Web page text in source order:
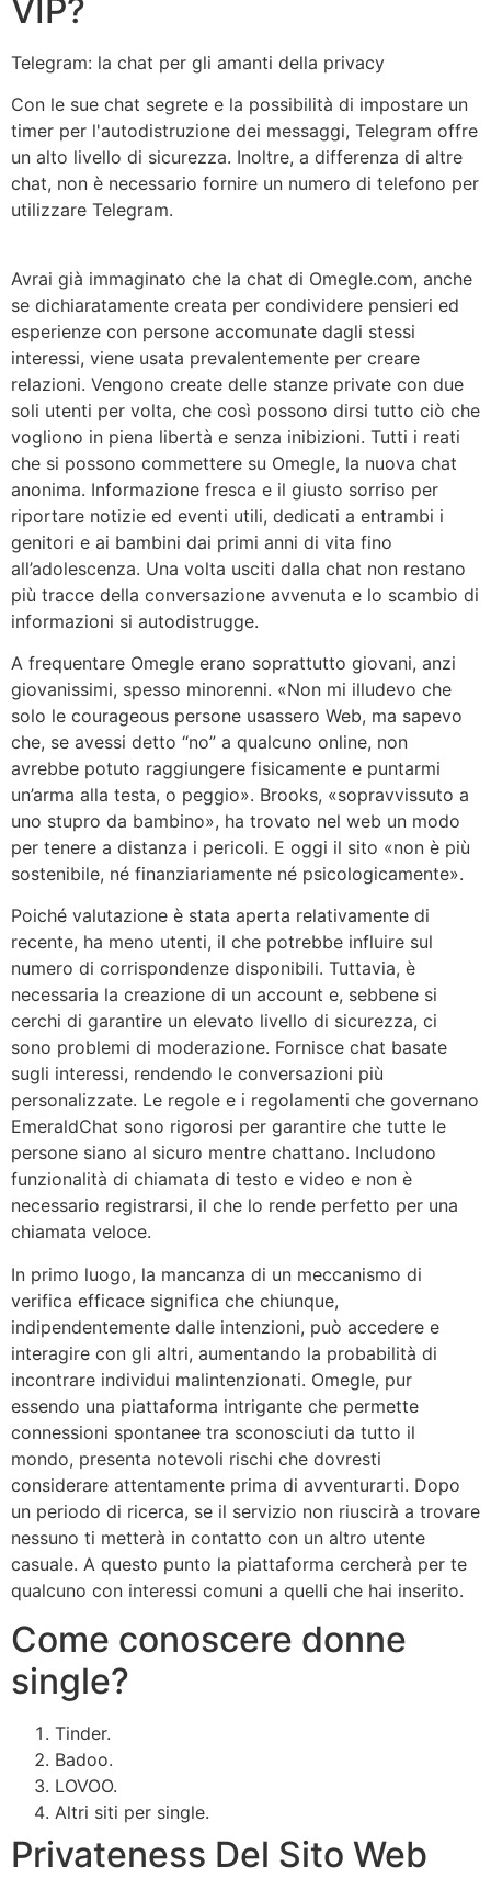
VIP?
Telegram: la chat per gli amanti della privacy
Con le sue chat segrete e la possibilità di impostare un
timer per l'autodistruzione dei messaggi, Telegram offre
un alto livello di sicurezza. Inoltre, a differenza di altre
chat, non è necessario fornire un numero di telefono per
utilizzare Telegram.
Avrai già immaginato che la chat di Omegle.com, anche
se dichiaratamente creata per condividere pensieri ed
esperienze con persone accomunate dagli stessi
interessi, viene usata prevalentemente per creare
relazioni. Vengono create delle stanze private con due
soli utenti per volta, che così possono dirsi tutto ciò che
vogliono in piena libertà e senza inibizioni. Tutti i reati
che si possono commettere su Omegle, la nuova chat
anonima. Informazione fresca e il giusto sorriso per
riportare notizie ed eventi utili, dedicati a entrambi i
genitori e ai bambini dai primi anni di vita fino
all’adolescenza. Una volta usciti dalla chat non restano
più tracce della conversazione avvenuta e lo scambio di
informazioni si autodistrugge.
A frequentare Omegle erano soprattutto giovani, anzi
giovanissimi, spesso minorenni. «Non mi illudevo che
solo le courageous persone usassero Web, ma sapevo
che, se avessi detto “no” a qualcuno online, non
avrebbe potuto raggiungere fisicamente e puntarmi
un’arma alla testa, o peggio». Brooks, «sopravvissuto a
uno stupro da bambino», ha trovato nel web un modo
per tenere a distanza i pericoli. E oggi il sito «non è più
sostenibile, né finanziariamente né psicologicamente».
Poiché valutazione è stata aperta relativamente di
recente, ha meno utenti, il che potrebbe influire sul
numero di corrispondenze disponibili. Tuttavia, è
necessaria la creazione di un account e, sebbene si
cerchi di garantire un elevato livello di sicurezza, ci
sono problemi di moderazione. Fornisce chat basate
sugli interessi, rendendo le conversazioni più
personalizzate. Le regole e i regolamenti che governano
EmeraldChat sono rigorosi per garantire che tutte le
persone siano al sicuro mentre chattano. Includono
funzionalità di chiamata di testo e video e non è
necessario registrarsi, il che lo rende perfetto per una
chiamata veloce.
In primo luogo, la mancanza di un meccanismo di
verifica efficace significa che chiunque,
indipendentemente dalle intenzioni, può accedere e
interagire con gli altri, aumentando la probabilità di
incontrare individui malintenzionati. Omegle, pur
essendo una piattaforma intrigante che permette
connessioni spontanee tra sconosciuti da tutto il
mondo, presenta notevoli rischi che dovresti
considerare attentamente prima di avventurarti. Dopo
un periodo di ricerca, se il servizio non riuscirà a trovare
nessuno ti metterà in contatto con un altro utente
casuale. A questo punto la piattaforma cercherà per te
qualcuno con interessi comuni a quelli che hai inserito.
Come conoscere donne
single?
Tinder.
Badoo.
LOVOO.
Altri siti per single.
Privateness Del Sito Web